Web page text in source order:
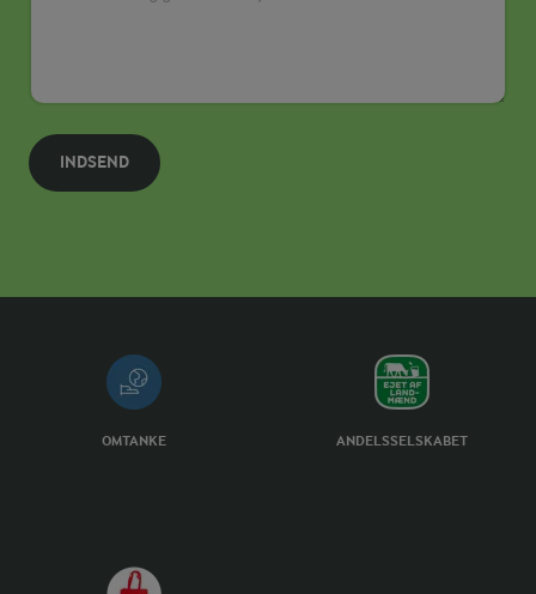
INDSEND
OMTANKE ANDELSSELSKABET